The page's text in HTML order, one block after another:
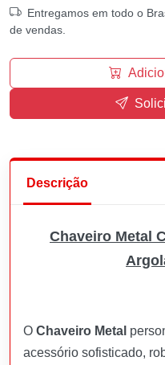
Entregamos em todo o
de vendas.
Descrição
Chaveiro Metal
O Chaveiro Metal
acessório sofisticado,